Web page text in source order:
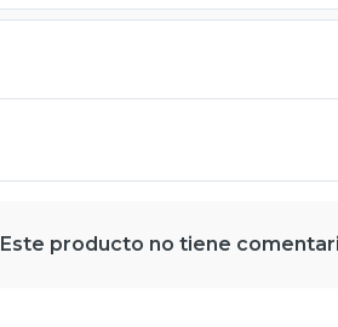
Este producto no tiene